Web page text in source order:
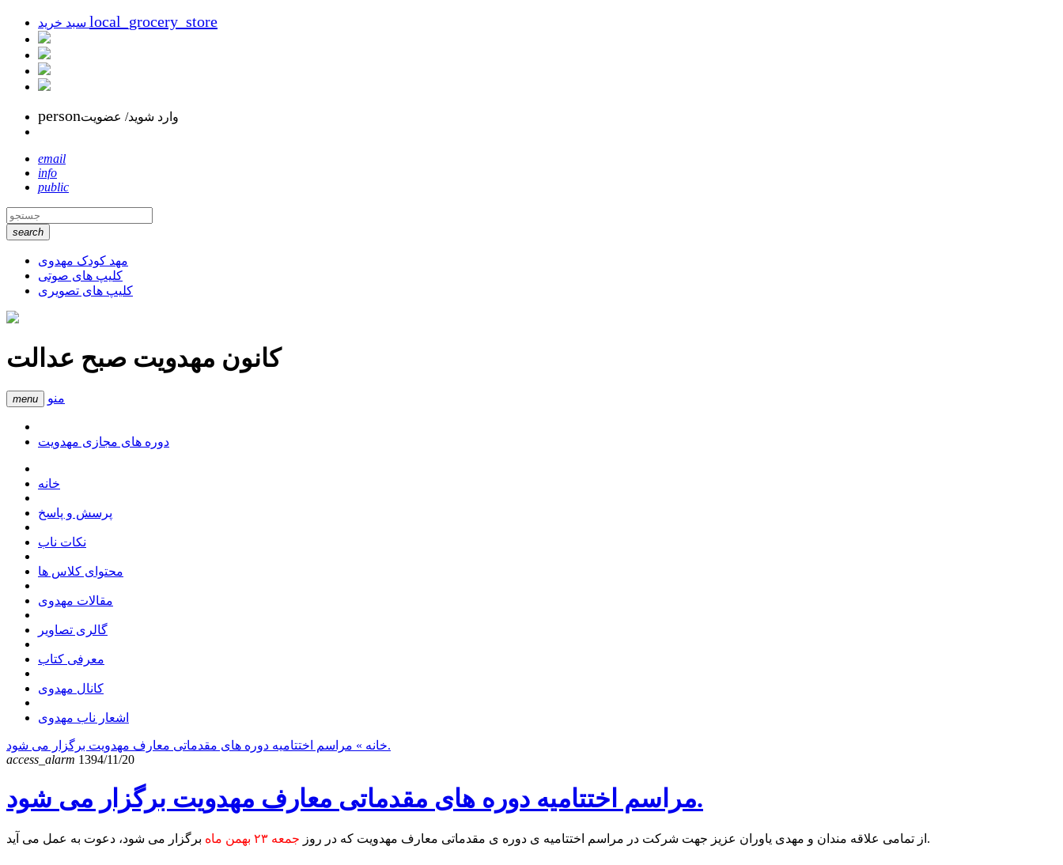
local_grocery_store
personوارد شوید/ عضویت
email
info
public
search
مهد کودک مهدوی
کلیپ های صوتی
کلیپ های تصویری
کانون مهدویت صبح عدالت
menu منو
دوره های مجازی مهدویت
خانه
پرسش و پاسخ
نکات ناب
محتوای کلاس ها
مقالات مهدوی
گالری تصاویر
معرفی کتاب
کانال مهدوی
اشعار ناب مهدوی
خانه» مراسم اختتامیه دوره های مقدماتی معارف مهدویت برگزار می شود.
access_alarm 1394/11/20
مراسم اختتامیه دوره های مقدماتی معارف مهدویت برگزار می شود.
از تمامی علاقه مندان و مهدی یاوران عزیز جهت شرکت در مراسم اختتامیه ی دوره ی مقدماتی معارف مهدویت که در روز جمعه ۲۳ بهمن ماه برگزار می شود، دعوت به عمل می آید.